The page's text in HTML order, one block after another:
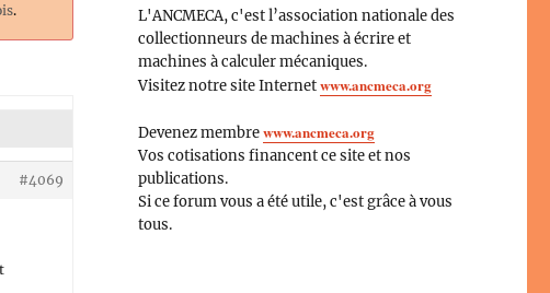
.
#4069
L'ANCMECA, c'est l’association nationale des
collectionneurs de machines à écrire et
machines à calculer mécaniques.
Visitez notre site Internetwww.ancmeca.org
Devenez membrewww.ancmeca.org
Vos cotisations financent ce site et nos
publications.
Si ce forum vous a été utile, c'est grâce à vous
tous.